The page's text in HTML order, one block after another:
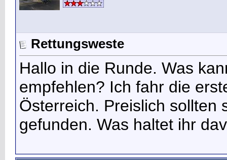
Rettungsweste
Hallo in die Runde. Was
empfehlen? Ich fahr die
Österreich. Preislich sollten
gefunden. Was haltet ihr